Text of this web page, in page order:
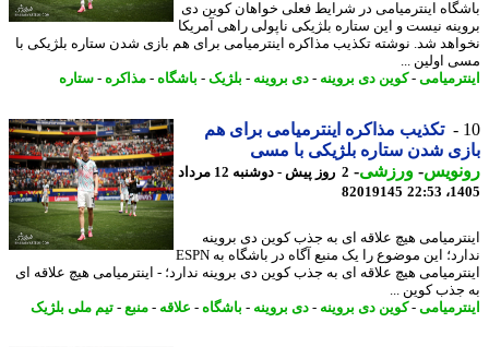
اینترمیامی در شرایط فعلی خواهان کوین دی
نیست و این ستاره بلژیکی ناپولی راهی آمریکا
شد. نوشته تکذیب مذاکره اینترمیامی برای هم بازی شدن ستاره بلژیکی با
اولین ...
-کوین دی بروینه -دی بروینه -بلژیک-باشگاه-مذاکره -ستاره
تکذیب مذاکره اینترمیامی برای هم
شدن ستاره بلژیکی با مسی
-ورزشی-
2 روز پیش - دوشنبه 12 مرداد
82019145
هیچ علاقه ای به جذب کوین دی بروینه
ندارد؛ این موضوع را یک منبع آگاه در باشگاه به ESPN
هیچ علاقه ای به جذب کوین دی بروینه ندارد؛ - اینترمیامی هیچ علاقه ای
کوین ...
-کوین دی بروینه -دی بروینه -باشگاه-علاقه-منبع -تیم ملی بلژیک